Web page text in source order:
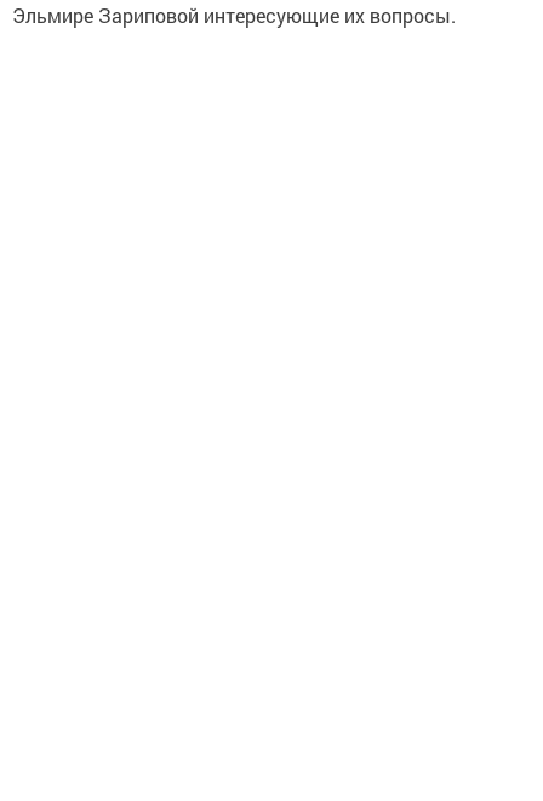
Эльмире Зариповой интересующие их вопросы.